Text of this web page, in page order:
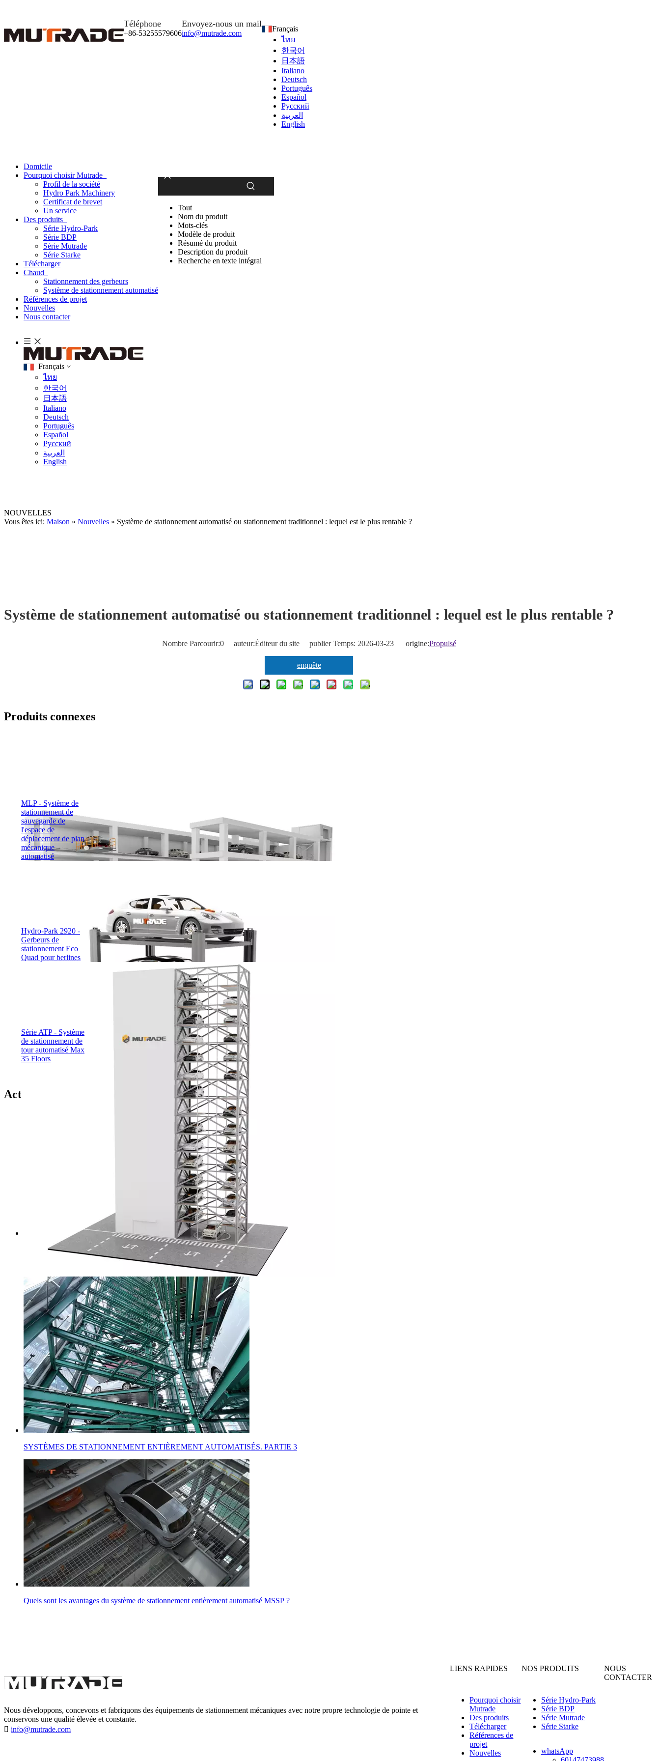
Téléphone
+86-53255579606
Envoyez-nous un mail
info@mutrade.com
Français
ไทย
한국어
日本語
Italiano
Deutsch
Português
Español
Pусский
العربية
English
Domicile
Pourquoi choisir Mutrade
Profil de la société
Hydro Park Machinery
Certificat de brevet
Un service
Des produits
Série Hydro-Park
Série BDP
Série Mutrade
Série Starke
Télécharger
Chaud
Stationnement des gerbeurs
Système de stationnement automatisé
Références de projet
Nouvelles
Nous contacter
Tout
Nom du produit
Mots-clés
Modèle de produit
Résumé du produit
Description du produit
Recherche en texte intégral
Français
ไทย
한국어
日本語
Italiano
Deutsch
Português
Español
Pусский
العربية
English
NOUVELLES
Vous êtes ici: Maison » Nouvelles » Système de stationnement automatisé ou stationnement traditionnel : lequel est le plus rentable ?
Système de stationnement automatisé ou stationnement traditionnel : lequel est le plus rentable ?
Nombre Parcourir:0auteur:Éditeur du site publier Temps: 2026-03-23 origine:Propulsé
enquête
Produits connexes
MLP - Système de
stationnement de
sauvegarde de
l'espace de
déplacement de plan
mécanique
automatisé
Hydro-Park 2920 -
Gerbeurs de
stationnement Eco
Quad pour berlines
Série ATP - Système
de stationnement de
tour automatisé Max
35 Floors
Actualités connexes
SYSTÈMES DE STATIONNEMENT ENTIÈREMENT AUTOMATISÉS. PARTIE 1
SYSTÈMES DE STATIONNEMENT ENTIÈREMENT AUTOMATISÉS. PARTIE 3
Quels sont les avantages du système de stationnement entièrement automatisé MSSP ?
Nous développons, concevons et fabriquons des équipements de stationnement mécaniques avec notre propre technologie de pointe et
conservons une qualité élevée et constante.
 info@mutrade.com
LIENS RAPIDES
Pourquoi choisir
Mutrade
Des produits
Télécharger
Références de
projet
Nouvelles
NOS PRODUITS
Série Hydro-Park
Série BDP
Série Mutrade
Série Starke
whatsApp
NOUS
CONTACTER